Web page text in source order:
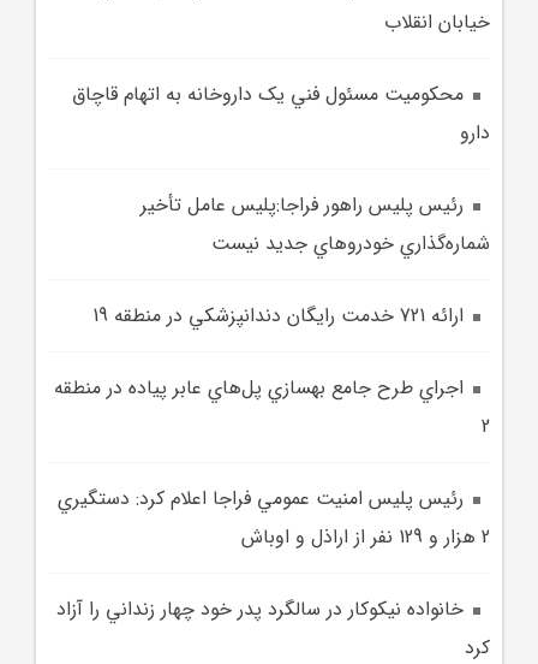
خيابان انقلاب
محکوميت مسئول فني يک داروخانه به اتهام قاچاق
دارو
رئيس پليس راهور فراجا:پليس عامل تأخير
شماره‌گذاري‌ خودروهاي جديد نيست
ارائه 721 خدمت رايگان دندانپزشکي در منطقه 19
اجراي طرح جامع بهسازي پل‌هاي عابر پياده در منطقه
2
رئيس پليس امنيت عمومي فراجا اعلام کرد: دستگيري
2 هزار و 129 نفر از اراذل و اوباش
خانواده نيکوکار در سالگرد پدر خود چهار زنداني را آزاد
کرد